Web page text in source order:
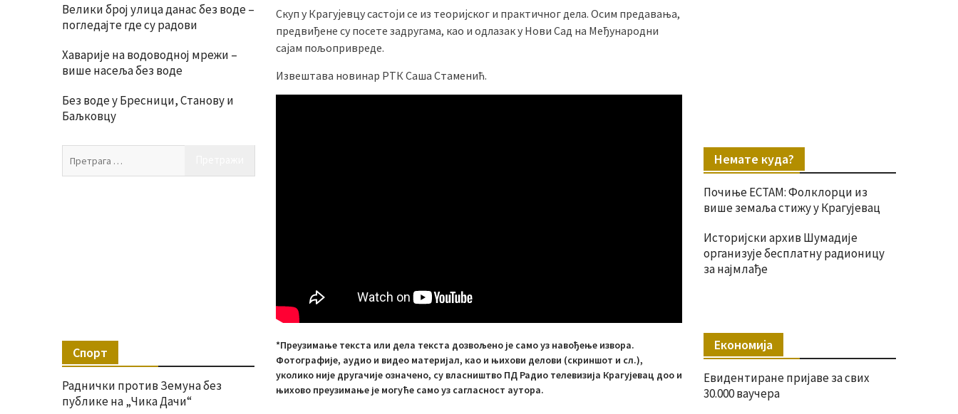
Скуп у Крагујевцу састоји се из теоријског и практичног дела. Осим предавања,
предвиђене су посете задругама, као и одлазак у Нови Сад на Међународни
сајам пољопривреде.
Извештава новинар РТК Саша Стаменић.
*Преузимање текста или дела текста дозвољено је само уз навођење извора.
Фотографије, аудио и видео материјал, као и њихови делови (скриншот и сл.),
уколико није другачије означено, су власништво ПД Радио телевизија Крагујевац доо и
њихово преузимање је могуће само уз сагласност аутора.
Немате куда?
Почиње ЕСТАМ: Фолклорци из
више земаља стижу у Крагујевац
Историјски архив Шумадије
организује бесплатну радионицу
за најмлађе
Економија
Евидентиране пријаве за свих
30.000 ваучера
Велики број улица данас без воде –
погледајте где су радови
Хаварије на водоводној мрежи –
више насеља без воде
Без воде у Бресници, Станову и
Баљковцу
Спорт
Раднички против Земуна без
публике на „Чика Дачи“